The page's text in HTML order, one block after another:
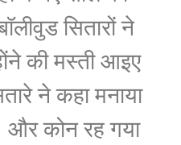
सितारों ने
की मस्ती आइए
ने कहा मनाया
कोन रह गया